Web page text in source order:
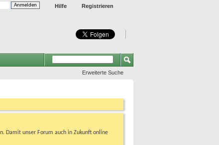
Registrieren
Hilfe
Erweiterte Suche
Damit unser Forum auch in Zukunft online